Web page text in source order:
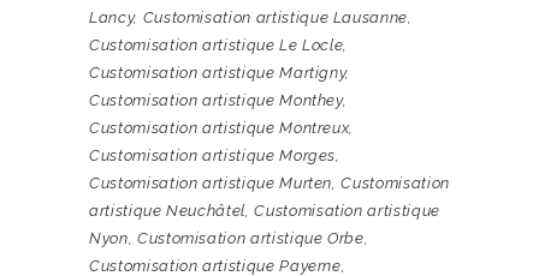
Lancy, Customisation artistique Lausanne,
Customisation artistique Le Locle,
Customisation artistique Martigny,
Customisation artistique Monthey,
Customisation artistique Montreux,
Customisation artistique Morges,
Customisation artistique Murten,Customisation
artistique Neuchâtel,Customisation artistique
Nyon, Customisation artistique Orbe,
Customisation artistique Payerne,